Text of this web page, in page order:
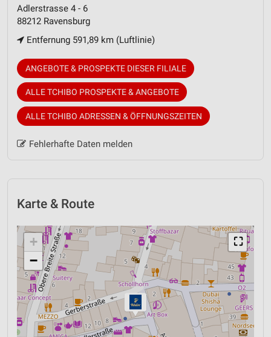
Adlerstrasse 4 - 6
88212 Ravensburg
Entfernung 591,89 km (Luftlinie)
ANGEBOTE & PROSPEKTE DIESER FILIALE
ALLE TCHIBO PROSPEKTE & ANGEBOTE
ALLE TCHIBO ADRESSEN & ÖFFNUNGSZEITEN
Fehlerhafte Daten melden
Karte & Route
⛶
+
−